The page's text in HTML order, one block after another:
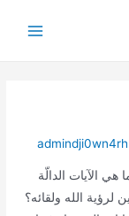
هي الآيات الدالّة
لرؤية الله ولقائه؟